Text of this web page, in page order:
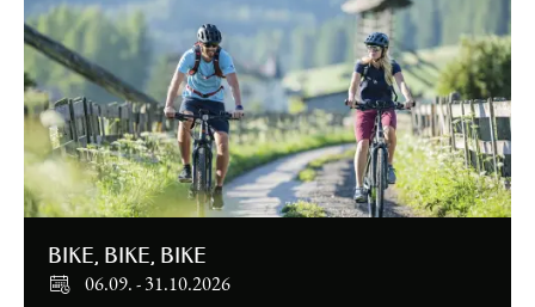
BIKE, BIKE, BIKE
06.09.-31.10.2026